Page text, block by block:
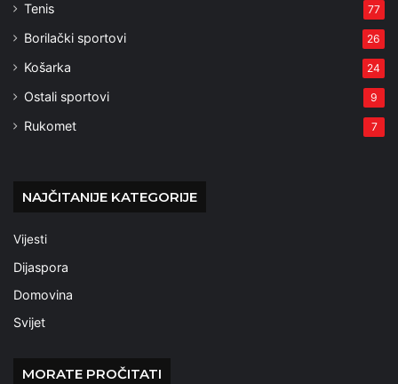
Tenis 77
Borilački sportovi 26
Košarka 24
Ostali sportovi 9
Rukomet 7
NAJČITANIJE KATEGORIJE
Vijesti
Dijaspora
Domovina
Svijet
MORATE PROČITATI